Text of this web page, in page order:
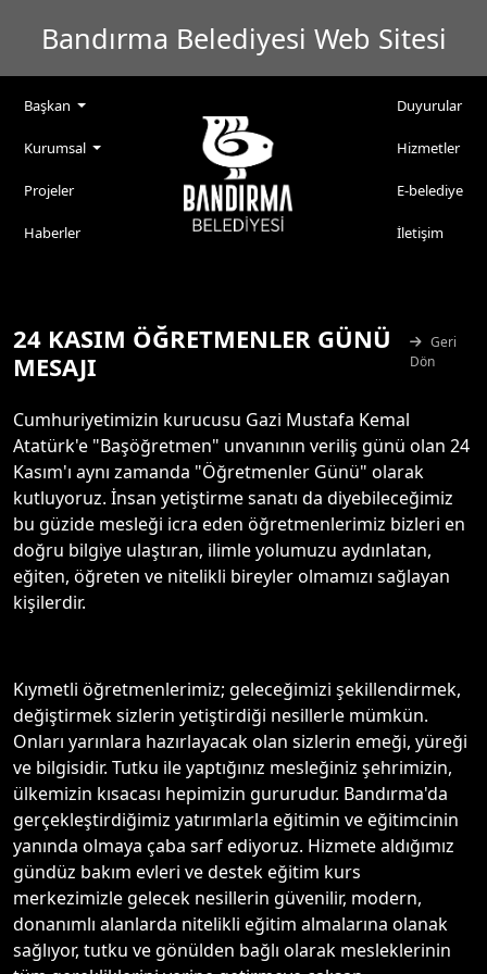
Bandırma Belediyesi Web Sitesi
Başkan
Kurumsal
Projeler
Haberler
Duyurular
Hizmetler
E-belediye
İletişim
24 KASIM ÖĞRETMENLER GÜNÜ
MESAJI
Geri
Dön
Cumhuriyetimizin kurucusu Gazi Mustafa Kemal
Atatürk'e "Başöğretmen" unvanının veriliş günü olan 24
Kasım'ı aynı zamanda "Öğretmenler Günü" olarak
kutluyoruz. İnsan yetiştirme sanatı da diyebileceğimiz
bu güzide mesleği icra eden öğretmenlerimiz bizleri en
doğru bilgiye ulaştıran, ilimle yolumuzu aydınlatan,
eğiten, öğreten ve nitelikli bireyler olmamızı sağlayan
kişilerdir.
Kıymetli öğretmenlerimiz; geleceğimizi şekillendirmek,
değiştirmek sizlerin yetiştirdiği nesillerle mümkün.
Onları yarınlara hazırlayacak olan sizlerin emeği, yüreği
ve bilgisidir. Tutku ile yaptığınız mesleğiniz şehrimizin,
ülkemizin kısacası hepimizin gururudur. Bandırma'da
gerçekleştirdiğimiz yatırımlarla eğitimin ve eğitimcinin
yanında olmaya çaba sarf ediyoruz. Hizmete aldığımız
gündüz bakım evleri ve destek eğitim kurs
merkezimizle gelecek nesillerin güvenilir, modern,
donanımlı alanlarda nitelikli eğitim almalarına olanak
sağlıyor, tutku ve gönülden bağlı olarak mesleklerinin